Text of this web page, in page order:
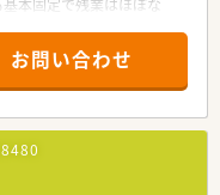
本固定で残業はほぼな
ある店舗です。
メインに内科や在宅の処方
し、薬剤師4名、事務5名
お問い合わせ